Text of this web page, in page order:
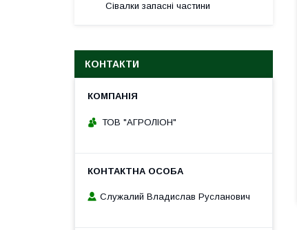
Сівалки запасні частини
КОНТАКТИ
ТОВ "АГРОЛІОН"
Служалий Владислав Русланович